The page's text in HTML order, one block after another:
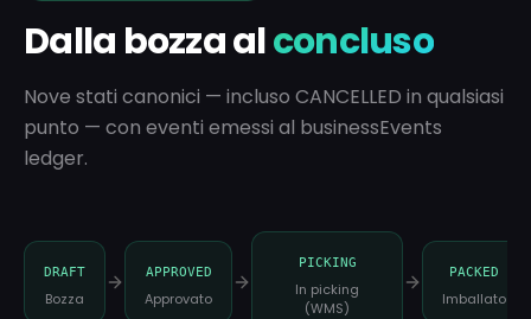
Dalla bozza alconcluso
Nove stati canonici — incluso CANCELLED in qualsiasi
punto — con eventi emessi al businessEvents
ledger.
DRAFT
Bozza
APPROVED
Approvato
PICKING
In picking
(WMS)
PACKED
Imballato